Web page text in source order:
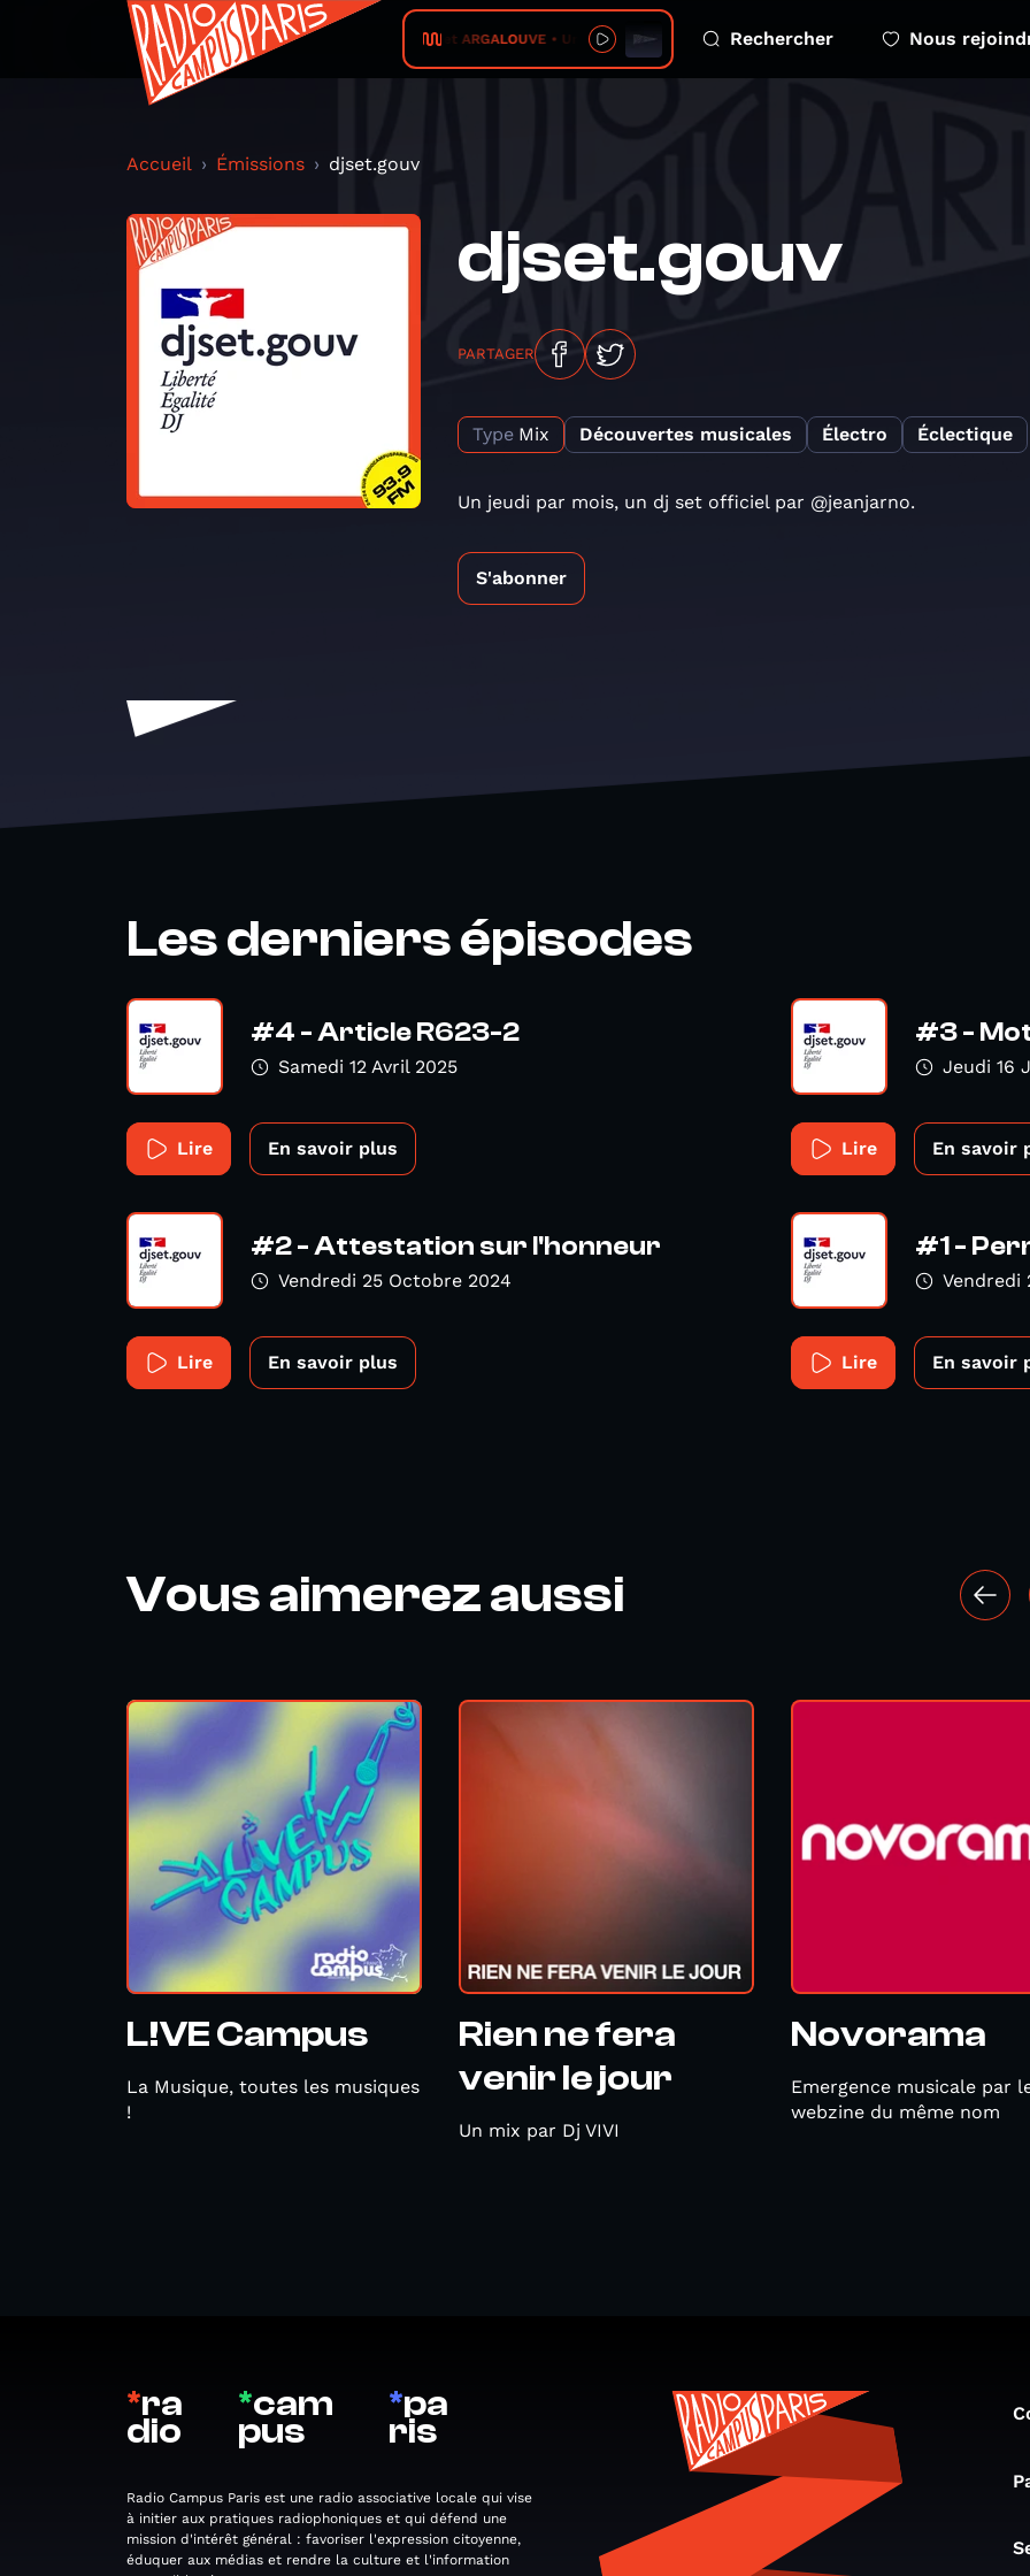
TedaAk et ARGALOUVE • Un jour mon prince Rechercher Nous
Accueil Émissions djset.gouv
djset.gouv
PARTAGER
Type Mix Découvertes musicales Électro Éclectique
Un jeudi par mois, un dj set officiel par @jeanjarno.
S'abonner
Les derniers épisodes
#4 - Article R623-2
Samedi 12 Avril 2025
Lire En savoir plus
#3 -
Jeudi 16
Lire En savoir
#2 - Attestation sur l'honneur
Vendredi 25 Octobre 2024
Lire En savoir plus
#1 -
Vendredi
Lire En savoir
Vous aimerez aussi
L!VE Campus
La Musique, toutes les musiques
!
Rien ne fera
venir le jour
Un mix par Dj VIVI
Novorama
Emergence musicale par
webzine du même nom
*ra
dio
*cam
pus
*pa
ris
Radio Campus Paris est une radio associative locale qui vise
à initier aux pratiques radiophoniques et qui défend une
mission d'intérêt général : favoriser l'expression citoyenne,
éduquer aux médias et rendre la culture et l'information